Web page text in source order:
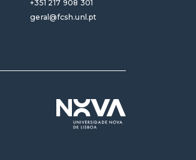
+351 217 908 301
geral@fcsh.unl.pt